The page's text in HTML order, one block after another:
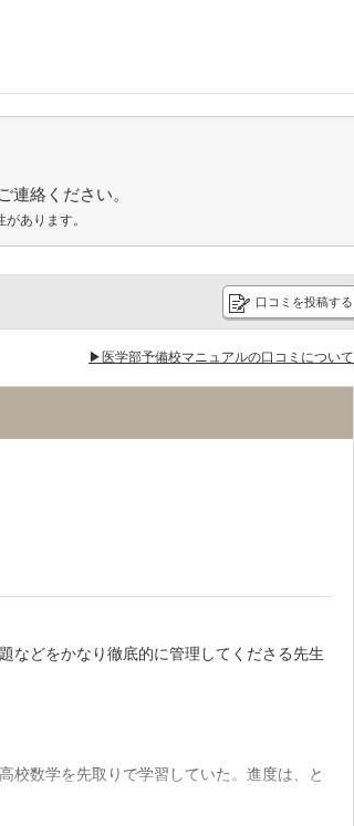
連絡ください。
あります。
口コミを投稿する
▶医学部予備校マニュアルの口コミについて
などをかなり徹底的に管理してくださる先生
校数学を先取りで学習していた。進度は、と